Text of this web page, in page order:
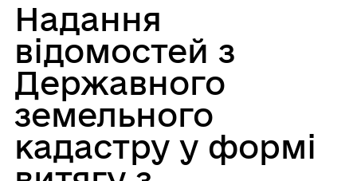
Надання
відомостей з
Державного
земельного
кадастру у формі